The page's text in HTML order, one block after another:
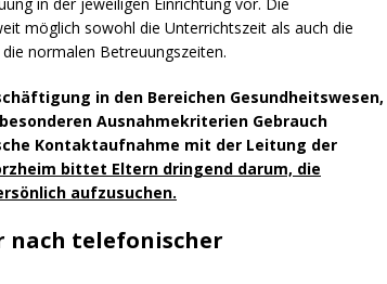
möglich sowohl die Unterrichtszeit als auch die
normalen Betreuungszeiten.
in den Bereichen Gesundheitswesen,
Ausnahmekriterien Gebrauch
Kontaktaufnahme mit der Leitung der
bittet Eltern dringend darum, die
aufzusuchen.
nach telefonischer